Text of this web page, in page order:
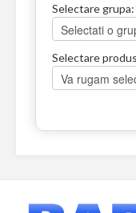
Selectare grupa:
Selectare